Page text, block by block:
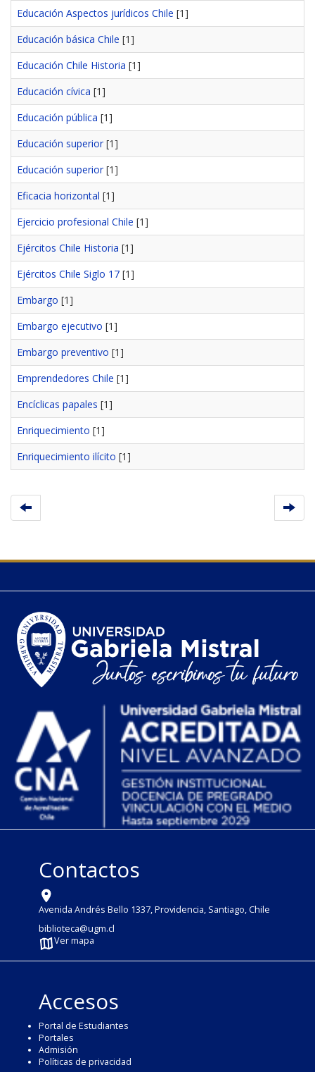
Educación Aspectos jurídicos Chile [1]
Educación básica Chile [1]
Educación Chile Historia [1]
Educación cívica [1]
Educación pública [1]
Educación superior[1]
Educación superior[1]
Eficacia horizontal [1]
Ejercicio profesional Chile [1]
Ejércitos Chile Historia [1]
Ejércitos Chile Siglo 17 [1]
Embargo [1]
Embargo ejecutivo [1]
Embargo preventivo [1]
Emprendedores Chile [1]
Encíclicas papales [1]
Enriquecimiento [1]
Enriquecimiento ilícito [1]
Contactos
Avenida Andrés Bello 1337, Providencia, Santiago, Chile
biblioteca@ugm.cl
Ver mapa
Accesos
Portal de Estudiantes
Portales
Admisión
Políticas de privacidad